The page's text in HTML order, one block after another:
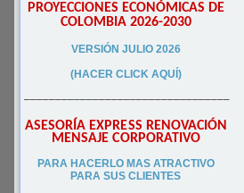
PROYECCIONES ECONÓMICAS DE
COLOMBIA 2026-2030
VERSIÓN JULIO 2026
(HACER CLICK AQUÍ)
–––––––––––––––––––––––––––––––––
ASESORÍA EXPRESS RENOVACIÓN
MENSAJE CORPORATIVO
PARA HACERLO MAS ATRACTIVO
PARA SUS CLIENTES